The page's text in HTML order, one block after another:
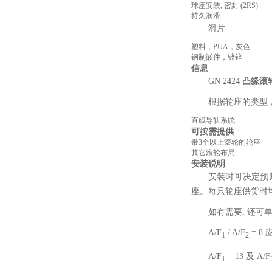
球座安装, 密封 (2RS)
持久润滑
滑片
塑料，PUA，灰色
钢制嵌件，镀锌
信息
GN 2424 凸缘滚
根据轮座的类型
直线导轨系统
可按需提供
带3个以上滚轮的轮座
其它滚轮布局
安装说明
安装时可决定预
座。每只轮座供货时
如有需要, 还可
A/F1 / A/F2 = 8
A/F1 = 13 及 A/F